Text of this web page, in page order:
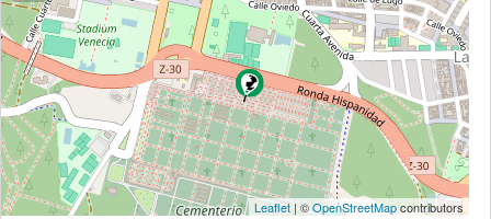
Leaflet| ©OpenStreetMapcontributors